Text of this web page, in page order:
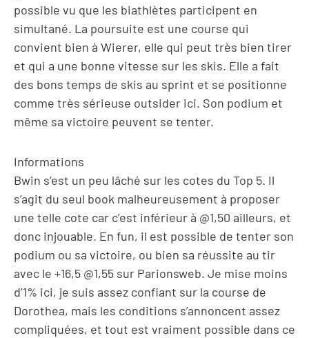
possible vu que les biathlètes participent en
simultané. La poursuite est une course qui
convient bien à Wierer, elle qui peut très bien tirer
et qui a une bonne vitesse sur les skis. Elle a fait
des bons temps de skis au sprint et se positionne
comme très sérieuse outsider ici. Son podium et
même sa victoire peuvent se tenter.
Informations
Bwin s’est un peu lâché sur les cotes du Top 5. Il
s’agit du seul book malheureusement à proposer
une telle cote car c’est inférieur à @1,50 ailleurs, et
donc injouable. En fun, il est possible de tenter son
podium ou sa victoire, ou bien sa réussite au tir
avec le +16,5 @1,55 sur Parionsweb. Je mise moins
d’1% ici, je suis assez confiant sur la course de
Dorothea, mais les conditions s’annoncent assez
compliquées, et tout est vraiment possible dans ce